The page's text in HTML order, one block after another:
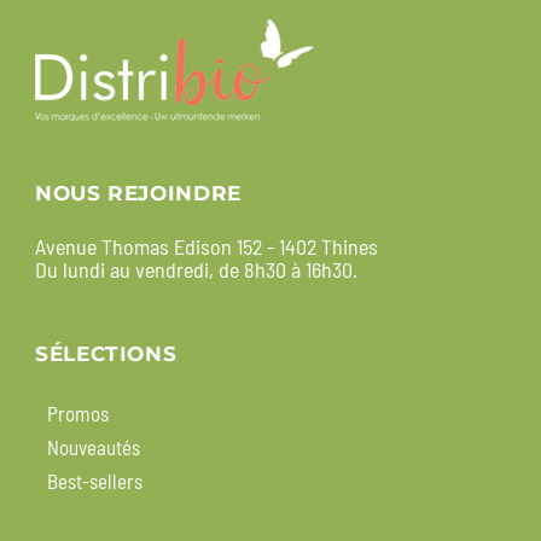
NOUS REJOINDRE
Avenue Thomas Edison 152 - 1402 Thines
Du lundi au vendredi, de 8h30 à 16h30.
SÉLECTIONS
Promos
Nouveautés
Best-sellers